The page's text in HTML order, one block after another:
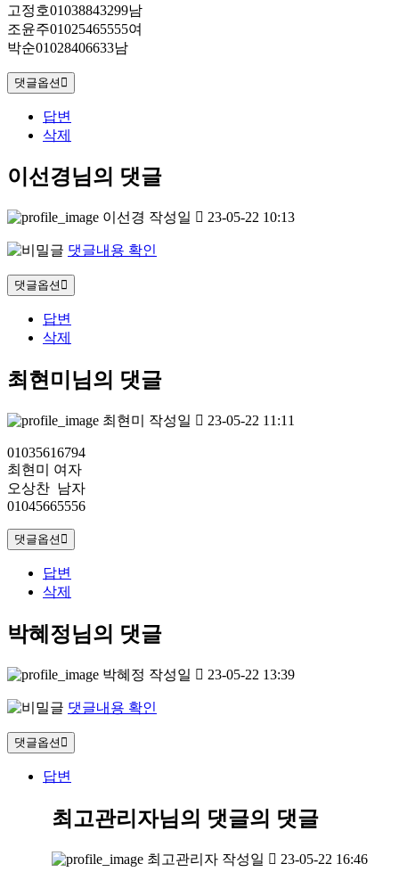
고정호01038843299남
조윤주01025465555여
박순01028406633남
댓글옵션
답변
삭제
이선경님의 댓글
이선경 작성일 23-05-22 10:13
댓글내용 확인
댓글옵션
답변
삭제
최현미님의 댓글
최현미 작성일 23-05-22 11:11
01035616794
최현미 여자
오상찬 남자
01045665556
댓글옵션
답변
삭제
박혜정님의 댓글
박혜정 작성일 23-05-22 13:39
댓글내용 확인
댓글옵션
답변
최고관리자님의 댓글의 댓글
최고관리자 작성일 23-05-22 16:46